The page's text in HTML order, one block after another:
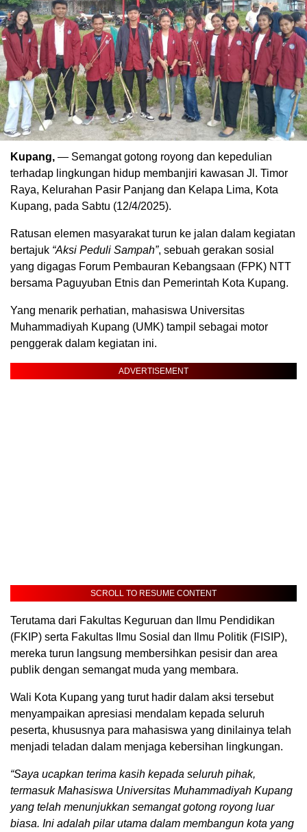
Kupang, — Semangat gotong royong dan kepedulian
terhadap lingkungan hidup membanjiri kawasan Jl. Timor
Raya, Kelurahan Pasir Panjang dan Kelapa Lima, Kota
Kupang, pada Sabtu (12/4/2025).
Ratusan elemen masyarakat turun ke jalan dalam kegiatan
bertajuk “Aksi Peduli Sampah”, sebuah gerakan sosial
yang digagas Forum Pembauran Kebangsaan (FPK) NTT
bersama Paguyuban Etnis dan Pemerintah Kota Kupang.
Yang menarik perhatian, mahasiswa Universitas
Muhammadiyah Kupang (UMK) tampil sebagai motor
penggerak dalam kegiatan ini.
ADVERTISEMENT
SCROLL TO RESUME CONTENT
Terutama dari Fakultas Keguruan dan Ilmu Pendidikan
(FKIP) serta Fakultas Ilmu Sosial dan Ilmu Politik (FISIP),
mereka turun langsung membersihkan pesisir dan area
publik dengan semangat muda yang membara.
Wali Kota Kupang yang turut hadir dalam aksi tersebut
menyampaikan apresiasi mendalam kepada seluruh
peserta, khususnya para mahasiswa yang dinilainya telah
menjadi teladan dalam menjaga kebersihan lingkungan.
“Saya ucapkan terima kasih kepada seluruh pihak,
termasuk Mahasiswa Universitas Muhammadiyah Kupang
yang telah menunjukkan semangat gotong royong luar
biasa. Ini adalah pilar utama dalam membangun kota yang